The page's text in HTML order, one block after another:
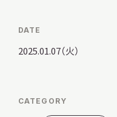
DATE
2025.01.07（火）
CATEGORY